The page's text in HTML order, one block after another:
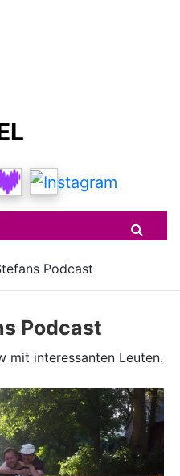
Podcast
Podcast
mit interessanten Leuten.